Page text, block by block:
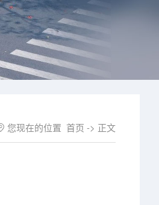
您现在的位置 首页 -> 正文